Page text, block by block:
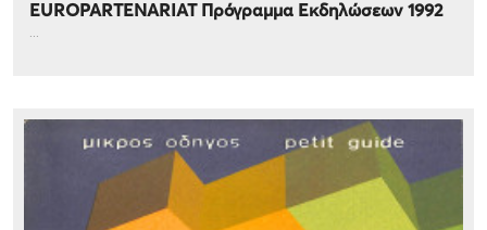
EUROPARTENARIAT Πρόγραμμα Εκδηλώσεων 1992
...